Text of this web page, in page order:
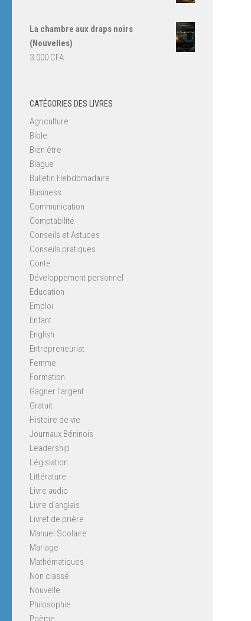
La chambre aux draps noirs
(Nouvelles)
3.000 CFA
CATÉGORIES DES LIVRES
Agriculture
Bible
Bien être
Blague
Bulletin Hebdomadaire
Business
Communication
Comptabilité
Conseils et Astuces
Conseils pratiques
Conte
Développement personnel
Education
Emploi
Enfant
English
Entrepreneuriat
Femme
Formation
Gagner l'argent
Gratuit
Histoire de vie
Journaux Béninois
Leadership
Législation
Littérature
Livre audio
Livre d'anglais
Livret de prière
Manuel Scolaire
Mariage
Mathématiques
Non classé
Nouvelle
Philosophie
Poème